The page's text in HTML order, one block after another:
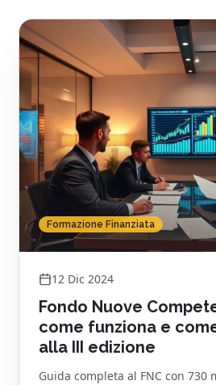
Formazione Finanziata
12 Dic 2024
Fondo Nuove
come funziona e
alla III edizione
Guida completa al FNC con